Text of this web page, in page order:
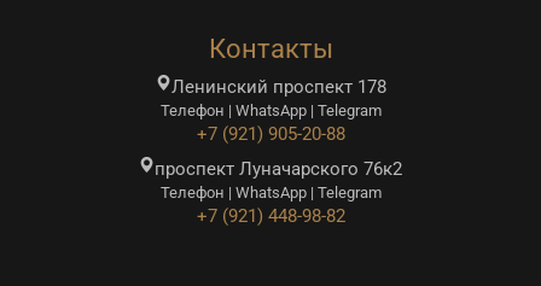
Контакты
Ленинский проспект 178
Телефон | WhatsApp | Telegram
+7 (921) 905-20-88
проспект Луначарского 76к2
Телефон | WhatsApp | Telegram
+7 (921) 448-98-82